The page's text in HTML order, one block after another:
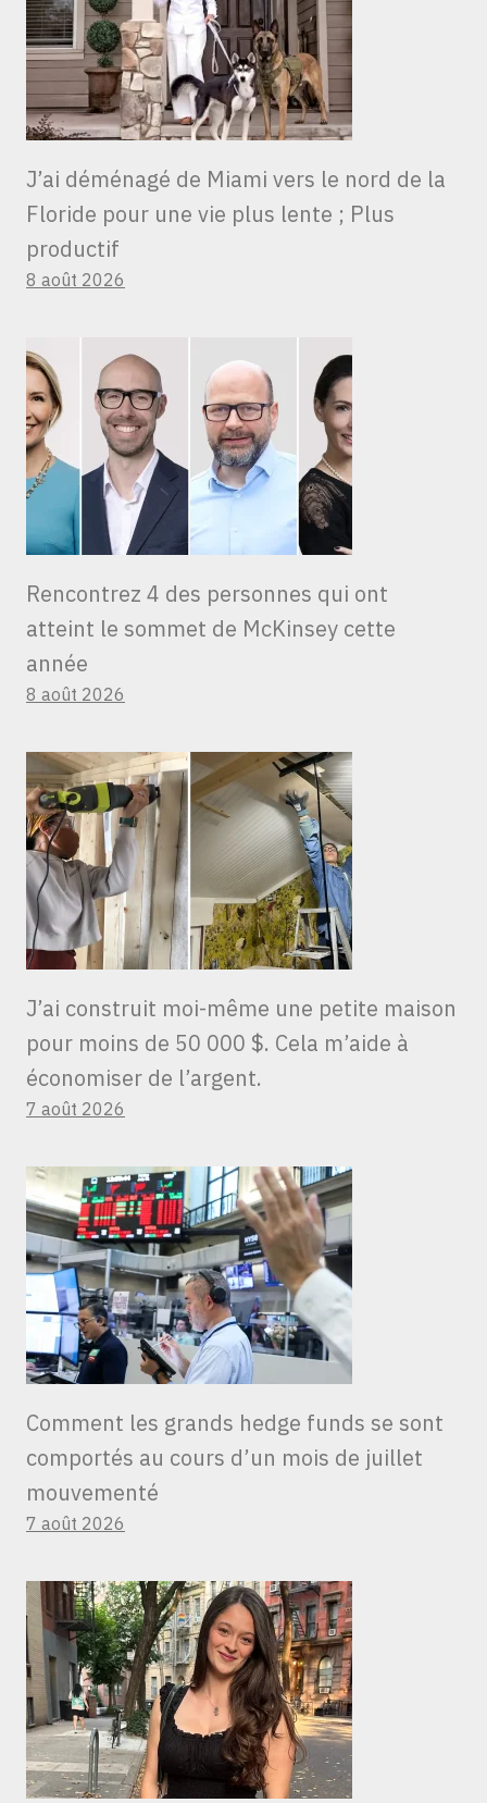
J’ai déménagé de Miami vers le nord de la
Floride pour une vie plus lente ; Plus
productif
8 août 2026
Rencontrez 4 des personnes qui ont
atteint le sommet de McKinsey cette
année
8 août 2026
J’ai construit moi-même une petite maison
pour moins de 50 000 $. Cela m’aide à
économiser de l’argent.
7 août 2026
Comment les grands hedge funds se sont
comportés au cours d’un mois de juillet
mouvementé
7 août 2026